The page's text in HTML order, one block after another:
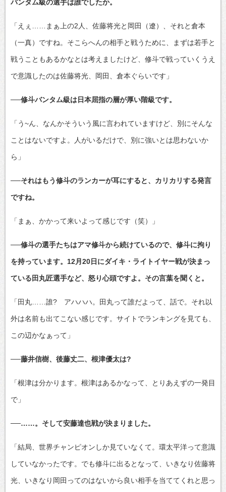
バンタム級の選手は誰でしたか。
「えぇ……まぁ上の2人、佐藤将光と岡田（遼）、それと倉本
（一真）ですね。そこらへんの相手と戦うために、まずは若手と
戦うこともあるかなとは考えましたけど、修斗で戦っていくうえ
で意識したのは佐藤将光、岡田、倉本ぐらいです」
──修斗バンタム級は日本屈指の層が厚い階級です。
「う~ん、なんかそういう風に言われていますけど、別にそんな
ことはないですよ。人がいるだけで、別に強いとは思わないか
ら」
──それはもう修斗のランカーが耳にすると、カリカリする発言
ですね。
「まぁ、かかって来いよって感じです（笑）」
──修斗の選手たちはアマ修斗から続けているので、修斗に拘り
を持っています。12月20日にダイキ・ライトイヤー戦が決まっ
ている田丸匠選手など、怒り心頭ですよ。その言葉を聞くと。
「田丸……誰? アハハハ。田丸って誰だよって、話で。それ以
外は名前も出てこない感じです。サイトでランキングを見ても、
この辺かなぁって」
──藤井信樹、後藤丈二、根津優太は?
「根津は分かります。根津はあるかなって、とりあえずの一発目
で」
──……。そして安藤達也戦が決まりました。
「結局、世界チャンピオンしか見ていなくて。環太平洋って意識
していなかったです。でも修斗に出るとなって、いきなり佐藤将
光、いきなり岡田ってのはないから良い相手を当ててくれと思っ